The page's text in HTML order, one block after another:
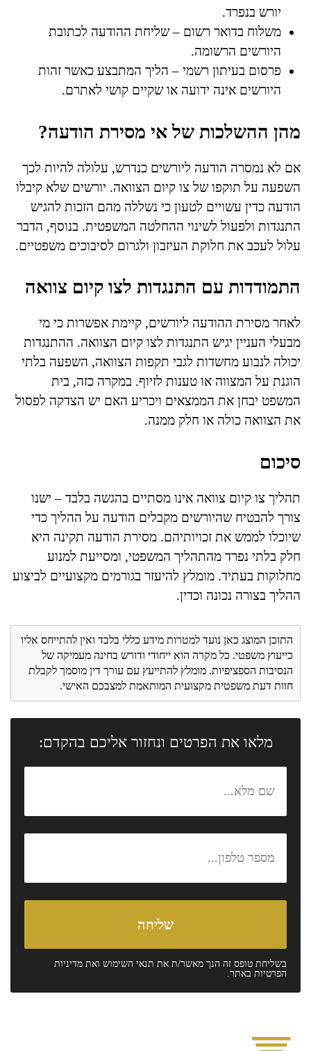
יורש בנפרד.
משלוח בדואר רשום – שליחת ההודעה לכתובת
היורשים הרשומה.
פרסום בעיתון רשמי – הליך המתבצע כאשר זהות
היורשים אינה ידועה או שקיים קושי לאתרם.
מהן ההשלכות של אי מסירת הודעה?
אם לא נמסרה הודעה ליורשים כנדרש, עלולה להיות לכך
השפעה על תוקפו של צו קיום הצוואה. יורשים שלא קיבלו
הודעה כדין עשויים לטעון כי נשללה מהם הזכות להגיש
התנגדות ולפעול לשינוי ההחלטה המשפטית. בנוסף, הדבר
עלול לעכב את חלוקת העיזבון ולגרום לסיבוכים משפטיים.
התמודדות עם התנגדות לצו קיום צוואה
לאחר מסירת ההודעה ליורשים, קיימת אפשרות כי מי
מבעלי העניין יגיש התנגדות לצו קיום הצוואה. ההתנגדות
יכולה לנבוע מחשדות לגבי תקפות הצוואה, השפעה בלתי
הוגנת על המצווה או טענות לזיוף. במקרה כזה, בית
המשפט יבחן את הממצאים ויכריע האם יש הצדקה לפסול
את הצוואה כולה או חלק ממנה.
סיכום
תהליך צו קיום צוואה אינו מסתיים בהגשה בלבד – ישנו
צורך להבטיח שהיורשים מקבלים הודעה על ההליך כדי
שיוכלו לממש את זכויותיהם. מסירת הודעה תקינה היא
חלק בלתי נפרד מהתהליך המשפטי, ומסייעת למנוע
מחלוקות בעתיד. מומלץ להיעזר בגורמים מקצועיים לביצוע
ההליך בצורה נכונה וכדין.
התוכן המוצג כאן נועד למטרות מידע כללי בלבד ואין להתייחס אליו
כייעוץ משפטי. כל מקרה הוא ייחודי ודורש בחינה מעמיקה של
הנסיבות הספציפיות. מומלץ להתייעץ עם עורך דין מוסמך לקבלת
חוות דעת משפטית מקצועית המותאמת למצבכם האישי.
מלאו את הפרטים ונחזור אליכם בהקדם:
בשליחת טופס זה הנך מאשר/ת את תנאי השימוש ואת מדיניות
הפרטיות באתר.